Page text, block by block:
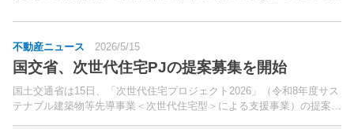
ウの共有や、国土交通省と連携してスタートした「...
不動産ニュース 2026/5/15
国交省、次世代住宅PJの提案募集を開始
国土交通省は15日、「次世代住宅プロジェクト2026」（令和8年度サス
テナブル建築物等先導事業＜次世代住宅型＞による支援事業）の提案募